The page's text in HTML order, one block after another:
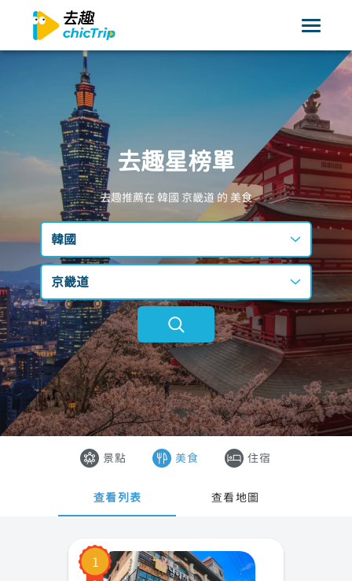
去趣星榜單
去趣推薦在 韓國 京畿道的 美食
韓國
台灣
日本
韓國
香港
澳門
京畿道
不限區域
首爾
釜山
濟州島
世忠市
光州市
景點 美食 住宿
查看列表 查看地圖
1